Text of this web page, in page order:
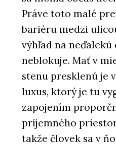
Práve toto malé
bariéru medzi
výhľad na
neblokuje. Mať v
stenu presklenú je
luxus, ktorý je tu
zapojením
príjemného
takže človek sa v